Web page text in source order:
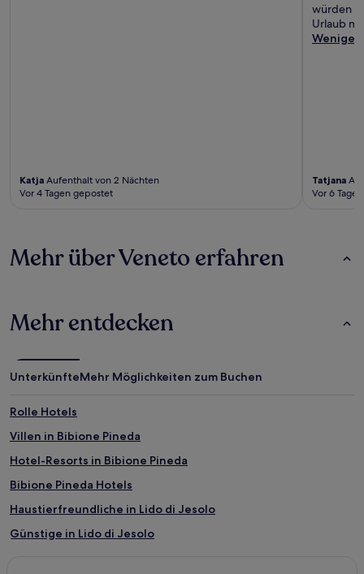
Katja Aufenthalt von 2 Nächten
Vor 4 Tagen gepostet
würden
Urlaub
Weniger
Tatjana
Vor 6
Mehr über Veneto erfahren
Mehr entdecken
UnterkünfteMehr Möglichkeiten zum Buchen
Rolle Hotels
Villen in Bibione Pineda
Hotel-Resorts in Bibione Pineda
Bibione Pineda Hotels
Haustierfreundliche in Lido di Jesolo
Günstige in Lido di Jesolo